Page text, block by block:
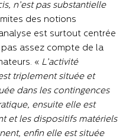
n’est pas substantielle
des notions
est surtout centrée
assez compte de la
« L’activité
triplement située et
dans les contingences
ensuite elle est
et les dispositifs matériels
enfin elle est située